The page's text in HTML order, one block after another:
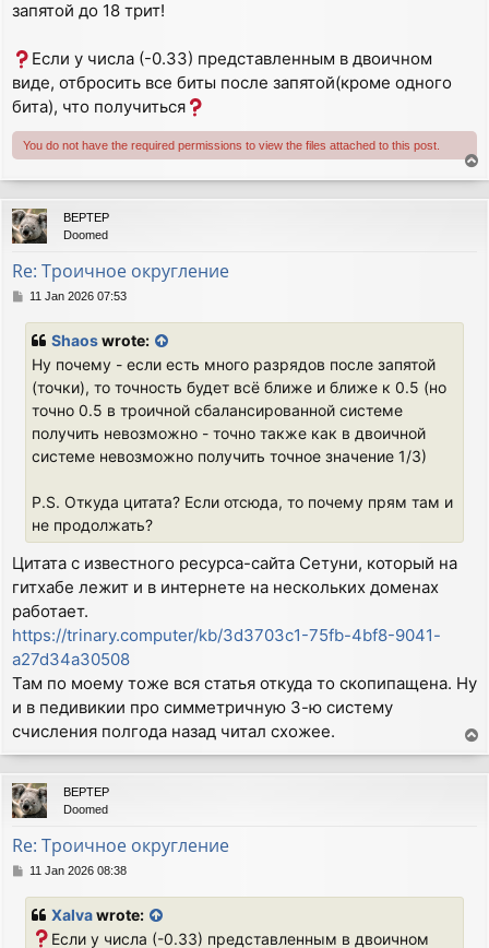
запятой до 18 трит!
Если у числа (-0.33) представленным в двоичном
виде, отбросить все биты после запятой(кроме одного
бита), что получиться
You do not have the required permissions to view the files attached to this post.
o
p
BEPTEP
Doomed
Re: Троичное округление
P11 Jan 2026 07:53
Shaoswrote:
Ну почему - если есть много разрядов после запятой
(точки), то точность будет всё ближе и ближе к 0.5 (но
точно 0.5 в троичной сбалансированной системе
получить невозможно - точно также как в двоичной
системе невозможно получить точное значение 1/3)
P.S. Откуда цитата? Если отсюда, то почему прям там и
не продолжать?
Цитата с известного ресурса-сайта Сетуни, который на
гитхабе лежит и в интернете на нескольких доменах
работает.
https://trinary.computer/kb/3d3703c1-75fb-4bf8-9041-
a27d34a30508
Там по моему тоже вся статья откуда то скопипащена. Ну
и в педивикии про симметричную 3-ю систему
счисления полгода назад читал схожее.
o
p
BEPTEP
Doomed
Re: Троичное округление
P11 Jan 2026 08:38
Xalvawrote:
Если у числа (-0.33) представленным в двоичном